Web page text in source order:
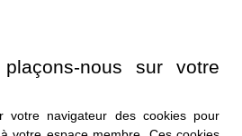
nous sur votre
votre navigateur des cookies pour